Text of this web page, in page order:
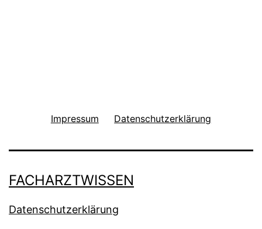
Impressum Datenschutzerklärung
FACHARZTWISSEN
Datenschutzerklärung